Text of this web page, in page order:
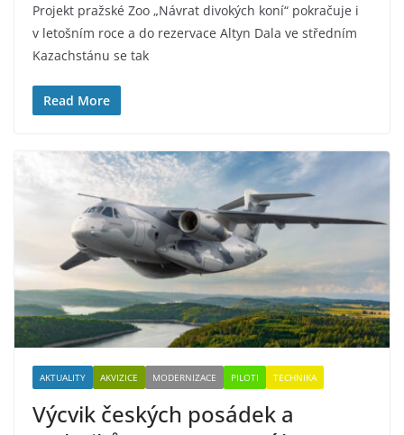
Projekt pražské Zoo „Návrat divokých koní“ pokračuje i
v letošním roce a do rezervace Altyn Dala ve středním
Kazachstánu se tak
Read More
AKTUALITY AKVIZICE MODERNIZACE PILOTI TECHNIKA
Výcvik českých posádek a